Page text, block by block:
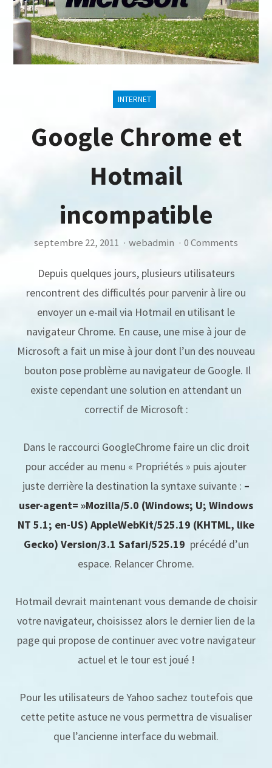
INTERNET
Google Chrome et
Hotmail
incompatible
septembre 22, 2011 · webadmin · 0 Comments
Depuis quelques jours, plusieurs utilisateurs
rencontrent des difficultés pour parvenir à lire ou
envoyer un e-mail via Hotmail en utilisant le
navigateur Chrome. En cause, une mise à jour de
Microsoft a fait un mise à jour dont l’un des nouveau
bouton pose problème au navigateur de Google. Il
existe cependant une solution en attendant un
correctif de Microsoft :
Dans le raccourci GoogleChrome faire un clic droit
pour accéder au menu « Propriétés » puis ajouter
juste derrière la destination la syntaxe suivante : –
user-agent= »Mozilla/5.0 (Windows; U; Windows
NT 5.1; en-US) AppleWebKit/525.19 (KHTML, like
Gecko) Version/3.1 Safari/525.19 précédé d’un
espace. Relancer Chrome.
Hotmail devrait maintenant vous demande de choisir
votre navigateur, choisissez alors le dernier lien de la
page qui propose de continuer avec votre navigateur
actuel et le tour est joué !
Pour les utilisateurs de Yahoo sachez toutefois que
cette petite astuce ne vous permettra de visualiser
que l’ancienne interface du webmail.